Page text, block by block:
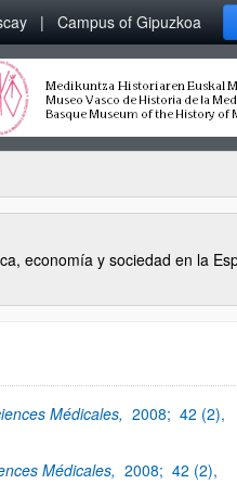
Campus of Gipuzkoa
Médicales, 2008; 42 (2),
Médicales, 2008; 42 (2),